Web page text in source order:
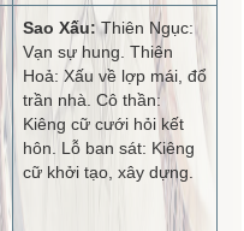
Sao Xấu:Thiên Ngục:
Vạn sự hung. Thiên
Hoả: Xấu về lợp mái, đổ
trần nhà. Cô thần:
Kiêng cữ cưới hỏi kết
hôn. Lỗ ban sát: Kiêng
cữ khởi tạo, xây dựng.